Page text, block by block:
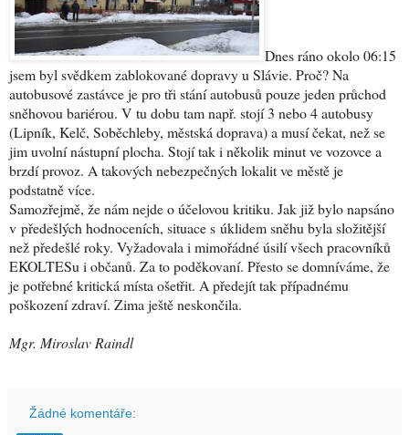
Dnes ráno okolo 06:15
jsem byl svědkem zablokované dopravy u Slávie. Proč? Na
autobusové zastávce je pro tři stání autobusů pouze jeden průchod
sněhovou bariérou. V tu dobu tam např. stojí 3 nebo 4 autobusy
(Lipník, Kelč, Soběchleby, městská doprava) a musí čekat, než se
jim uvolní nástupní plocha. Stojí tak i několik minut ve vozovce a
brzdí provoz. A takových nebezpečných lokalit ve městě je
podstatně více.
Samozřejmě, že nám nejde o účelovou kritiku. Jak již bylo napsáno
v předešlých hodnoceních, situace s úklidem sněhu byla složitější
než předešlé roky. Vyžadovala i mimořádné úsilí všech pracovníků
EKOLTESu i občanů. Za to poděkovaní. Přesto se domníváme, že
je potřebné kritická místa ošetřit. A předejít tak případnému
poškození zdraví. Zima ještě neskončila.
Mgr. Miroslav Raindl
Žádné komentáře: